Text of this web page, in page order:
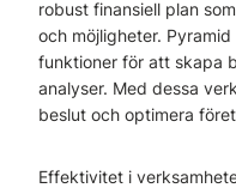
robust finansiell plan
och möjligheter.
funktioner för att skapa
analyser. Med dessa
beslut och optimera
Effektivitet i